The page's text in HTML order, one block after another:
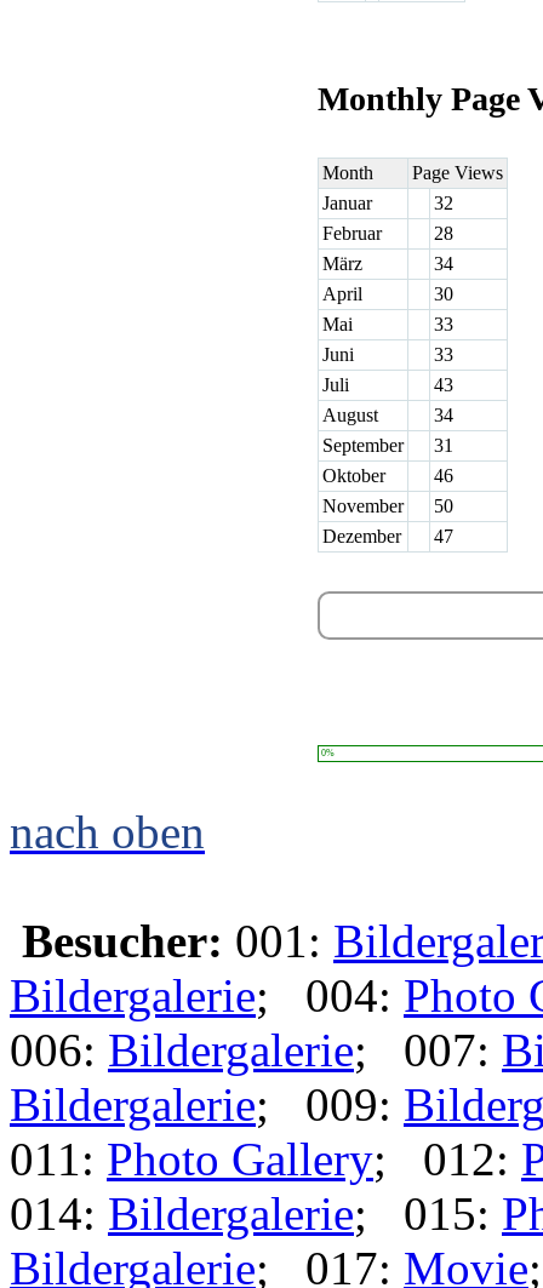
Monthly Page
Month
Page Views
Januar
32
Februar
28
März
34
April
30
Mai
33
Juni
33
Juli
43
August
34
September
31
Oktober
46
November
50
Dezember
47
0%
nach oben
Besucher: 001:
Bildergalerie; 004: Photo
006: Bildergalerie; 007:
Bildergalerie; 009:
011: Photo Gallery; 012:
014: Bildergalerie; 015:
Bildergalerie; 017: Movie